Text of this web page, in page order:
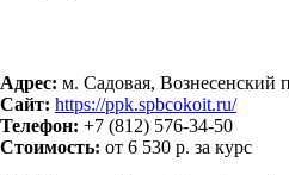
Адрес: м. Садовая, Вознесенский
Сайт: https://ppk.spbcokoit.ru/
Телефон: +7 (812) 576-34-50
Стоимость: от 6 530 р. за курс